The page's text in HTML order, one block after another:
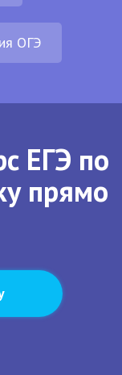
ОГЭ
ЕГЭ по
прямо